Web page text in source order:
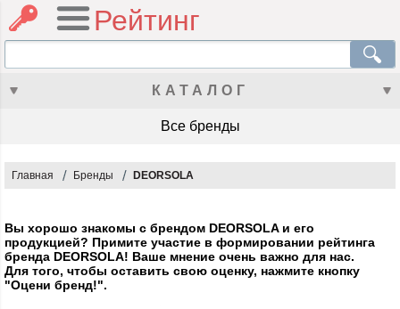
Рейтинг
КАТАЛОГ
Все бренды
Главная Бренды DEORSOLA
Вы хорошо знакомы с брендом DEORSOLA и его
продукцией? Примите участие в формировании рейтинга
бренда DEORSOLA! Ваше мнение очень важно для нас.
Для того, чтобы оставить свою оценку, нажмите кнопку
"Оцени бренд!".